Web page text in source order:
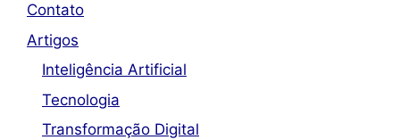
Contato
Artigos
Inteligência Artificial
Tecnologia
Transformação Digital